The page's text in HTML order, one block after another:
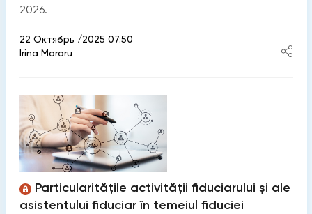
2026.
22 Октябрь /2025 07:50
Irina Moraru
Particularitățile activității fiduciarului și ale
asistentului fiduciar în temeiul fiduciei